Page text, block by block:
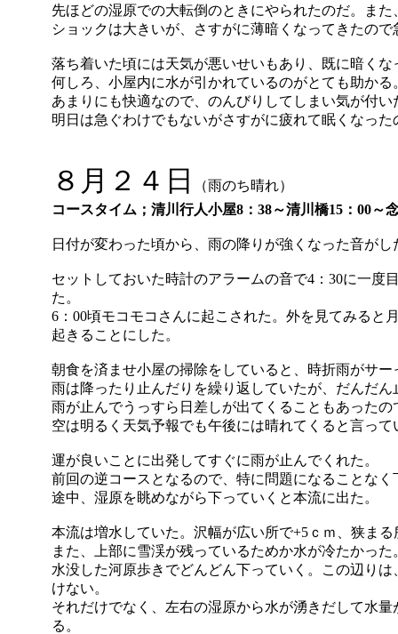
先ほどの湿原での大転倒のときにやられたのだ。ま
ショックは大きいが、さすがに薄暗くなってきたの
落ち着いた頃には天気が悪いせいもあり、既に暗く
何しろ、小屋内に水が引かれているのがとても助かる
あまりにも快適なので、のんびりしてしまい気が付
明日は急ぐわけでもないがさすがに疲れて眠くなっ
８月２４日
（雨のち晴れ）
コースタイム；清川行人小屋8：38～清川橋15：00～
日付が変わった頃から、雨の降りが強くなった音が
セットしておいた時計のアラームの音で4：30に一
た。
6：00頃モコモコさんに起こされた。外を見てみると
起きることにした。
朝食を済ませ小屋の掃除をしていると、時折雨がサ
雨は降ったり止んだりを繰り返していたが、だんだ
雨が止んでうっすら日差しが出てくることもあった
空は明るく天気予報でも午後には晴れてくると言っ
運が良いことに出発してすぐに雨が止んでくれた。
前回の逆コースとなるので、特に問題になることなく
途中、湿原を眺めながら下っていくと本流に出た。
本流は増水していた。沢幅が広い所で+5ｃｍ、狭まる
また、上部に雪渓が残っているためか水が冷たかった
水没した河原歩きでどんどん下っていく。この辺り
けない。
それだけでなく、左右の湿原から水が湧きだして水
る。